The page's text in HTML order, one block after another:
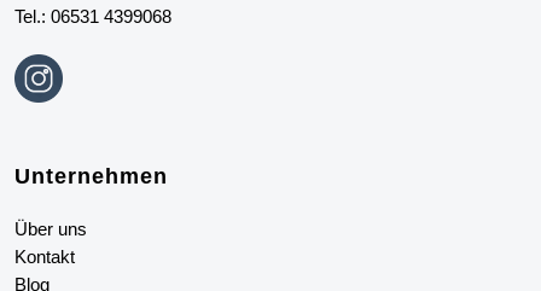
Tel.: 06531 4399068
Unternehmen
Über uns
Kontakt
Blog